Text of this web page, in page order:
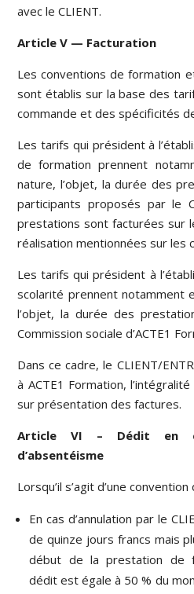
avec le CLIENT.
Article V — Facturation
Les conventions de formation
sont établis sur la base des
commande et des spécificités
Les tarifs qui président à
de formation prennent
nature, l’objet, la durée des
participants proposés par le
prestations sont facturées sur
réalisation mentionnées sur les
Les tarifs qui président à
scolarité prennent notamment
l’objet, la durée des
Commission sociale d’ACTE1
Dans ce cadre, le CLIENT/
à ACTE1 Formation,
sur présentation des factures.
Article VI – Dédit en
d’absentéisme
Lorsqu’il s’agit d’une
En cas d’annulation par le
de quinze jours francs mais
début de la prestation de
dédit est égale à 50 % du